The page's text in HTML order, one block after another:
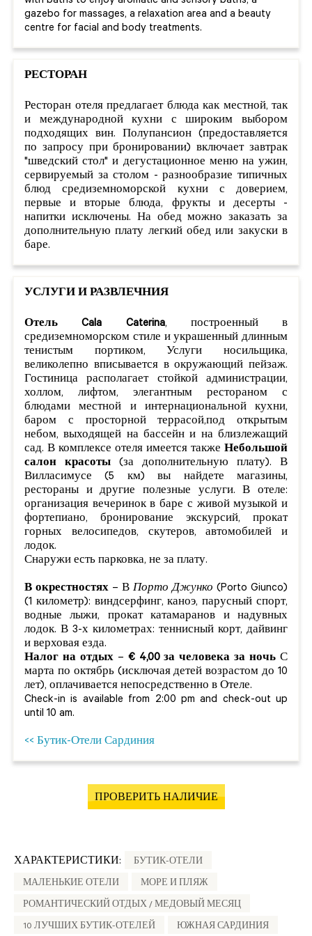
gazebo for massages, a relaxation area and a beauty
centre for facial and body treatments.
РЕСТОРАН
Ресторан отеля предлагает блюда как местной, так
и международной кухни с широким выбором
подходящих вин. Полупансион (предоставляется
по запросу при бронировании) включает завтрак
"шведский стол" и дегустационное меню на ужин,
сервируемый за столом - разнообразие типичных
блюд средиземноморской кухни с доверием,
первые и вторые блюда, фрукты и десерты -
напитки исключены. На обед можно заказать за
дополнительную плату легкий обед или закуски в
баре.
УСЛУГИ И РАЗВЛЕЧНИЯ
Отель Cala Caterina, построенный в
средиземноморском стиле и украшенный длинным
тенистым портиком, Услуги носильщика,
великолепно вписывается в окружающий пейзаж.
Гостиница располагает стойкой администрации,
холлом, лифтом, элегантным рестораном с
блюдами местной и интернациональной кухни,
баром с просторной террасой,под открытым
небом, выходящей на бассейн и на близлежащий
сад. В комплексе отеля имеется также Небольшой
салон красоты (за дополнительную плату). В
Вилласимусе (5 км) вы найдете магазины,
рестораны и другие полезные услуги. В отеле:
организация вечеринок в баре с живой музыкой и
фортепиано, бронирование экскурсий, прокат
горных велосипедов, скутеров, автомобилей и
лодок.
Снаружи есть парковка, не за плату.
В окрестностях – В Порто Джунко (Porto Giunco)
(1 километр): виндсерфинг, каноэ, парусный спорт,
водные лыжи, прокат катамаранов и надувных
лодок. В 3-х километрах: теннисный корт, дайвинг
и верховая езда.
Налог на отдых– € 4,00 за человека за ночь С
марта по октябрь (исключая детей возрастом до 10
лет), оплачивается непосредственно в Отеле.
Check-in is available from 2:00 pm and check-out up
until 10 am.
<< Бутик-Отели Сардиния
ПРОВЕРИТЬ НАЛИЧИЕ
ХАРАКТЕРИСТИКИ: БУТИК-ОТЕЛИ
МАЛЕНЬКИЕ ОТЕЛИ МОРЕ И ПЛЯЖ
РОМАНТИЧЕСКИЙ ОТДЫХ / МЕДОВЫЙ МЕСЯЦ
10 ЛУЧШИХ БУТИК-ОТЕЛЕЙ ЮЖНАЯ САРДИНИЯ